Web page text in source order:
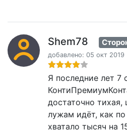
Shem78
добавлено: 05 окт 2019
Я последние лет 7
достаточно
лужам идёт, как
хватало тысяч на